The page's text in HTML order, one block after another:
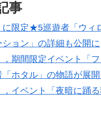
事
に限定★5巡遊者「ウ
ョン」の詳細も公開に
，期間限定イベント「
ホタル」の物語が展
，イベント「夜暗に踊